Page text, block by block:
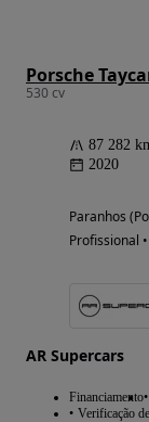
Porsche
530 cv
87 282
2020
Paranhos
Profissional
AR Supercars
Financiamento
Verificação